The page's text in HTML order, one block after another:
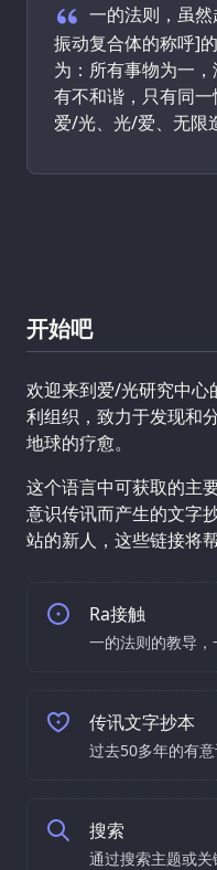
欢迎报价一的法则，虽
振动复合体的称呼]
为：所有事物为一
有不和谐，只有同
爱/光、光/爱、无限
开始吧
欢迎来到爱/光研究中心
利组织，致力于发现和
地球的疗愈。
这个语言中可获取的主
意识传讯而产生的文字
站的新人，这些链接将
Ra接触
一的法则的教导，
传讯文字抄本
过去50多年的有
搜索
通过搜索主题或关